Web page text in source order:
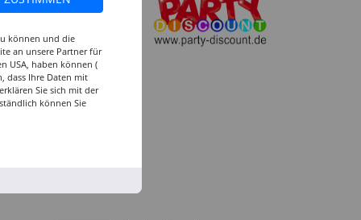
Ruhr
Zentrale
können und die
an unsere Partner für
USA, haben können (
dass Ihre Daten mit
Sie sich mit der
können Sie